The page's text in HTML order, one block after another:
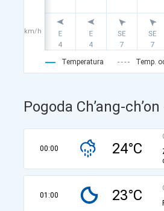
km/h
Temperatura Temp.
Pogoda Ch’ang-
00:00 24°C
01:00 23°C